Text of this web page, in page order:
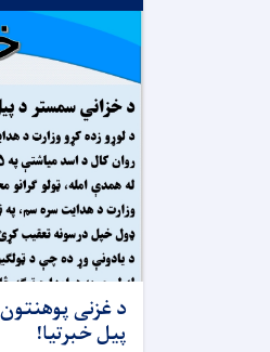
د غزنی
پیل خبرتیا!